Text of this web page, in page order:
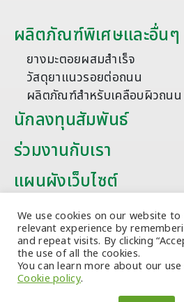
ผลิตภัณฑ์พิเศษและอื่นๆ
ยางมะตอยผสมสำเร็จ
วัสดุยาแนวรอยต่อถนน
ผลิตภัณฑ์สำหรับเคลือบผิวถนน
นักลงทุนสัมพันธ์
ร่วมงานกับเรา
แผนผังเว็บไซต์
บทความ
We use cookies on our website
relevant experience by
and repeat visits. By clicking
the use of all the cookies.
You can learn more about our
Cookie policy.